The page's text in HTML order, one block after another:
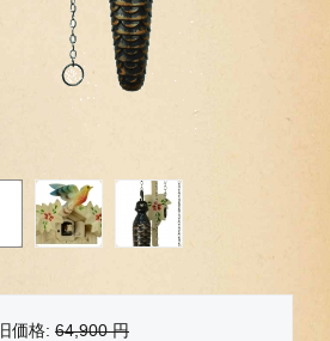
旧価格: 64,900 円